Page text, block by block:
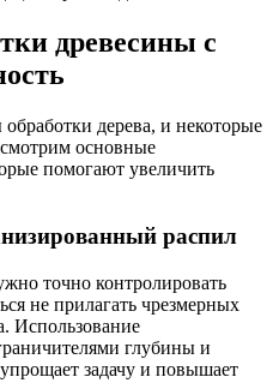
древесины с
дерева, и некоторые
основные
помогают увеличить
распил
точно контролировать
не прилагать чрезмерных
Использование
глубины и
задачу и повышает